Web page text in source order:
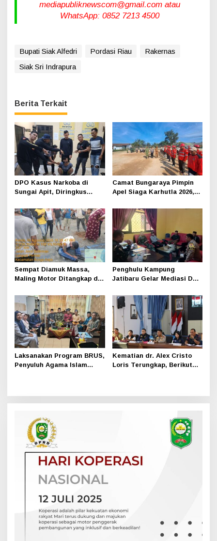
mediapubliknewscom@gmail.com atau
WhatsApp: 0852 7213 4500
Bupati Siak Alfedri Pordasi Riau
Rakernas
Siak Sri Indrapura
Berita Terkait
DPO Kasus Narkoba di
Sungai Apit, Diringkus
Camat Bungaraya Pimpin
Apel Siaga Karhutla 2026,
Perusahaan dan
Masyarakat Dikuatkan
Sempat Diamuk Massa,
Maling Motor Ditangkap di
Penghulu Kampung
Jatibaru Gelar Mediasi Dua
Pihak Tak Hadir
Laksanakan Program BRUS,
Penyuluh Agama Islam
Kematian dr. Alex Cristo
Loris Terungkap, Berikut